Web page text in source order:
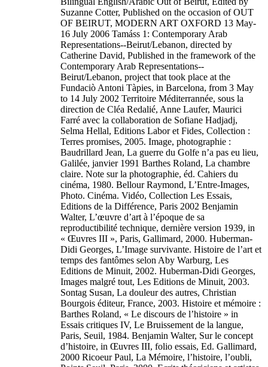
Suzanne Cotter, Published on the occasion of OUT
OF BEIRUT, MODERN ART OXFORD 13 May-
16 July 2006 Tamáss 1: Contemporary Arab
Representations--Beirut/Lebanon, directed by
Catherine David, Published in the framework of the
Contemporary Arab Representations--
Beirut/Lebanon, project that took place at the
Fundaciò Antoni Tàpies, in Barcelona, from 3 May
to 14 July 2002 Territoire Méditerrannée, sous la
direction de Cléa Redalié, Anne Laufer, Maurici
Farré avec la collaboration de Sofiane Hadjadj,
Selma Hellal, Editions Labor et Fides, Collection :
Terres promises, 2005. Image, photographie :
Baudrillard Jean, La guerre du Golfe n’a pas eu lieu,
Galilée, janvier 1991 Barthes Roland, La chambre
claire. Note sur la photographie, éd. Cahiers du
cinéma, 1980. Bellour Raymond, L’Entre-Images,
Photo. Cinéma. Vidéo, Collection Les Essais,
Editions de la Différence, Paris 2002 Benjamin
Walter, L’œuvre d’art à l’époque de sa
reproductibilité technique, dernière version 1939, in
« Œuvres III », Paris, Gallimard, 2000. Huberman-
Didi Georges, L’Image survivante. Histoire de l’art et
temps des fantômes selon Aby Warburg, Les
Editions de Minuit, 2002. Huberman-Didi Georges,
Images malgré tout, Les Editions de Minuit, 2003.
Sontag Susan, La douleur des autres, Christian
Bourgois éditeur, France, 2003. Histoire et mémoire :
Barthes Roland, « Le discours de l’histoire » in
Essais critiques IV, Le Bruissement de la langue,
Paris, Seuil, 1984. Benjamin Walter, Sur le concept
d’histoire, in Œuvres III, folio essais, Ed. Gallimard,
2000 Ricoeur Paul, La Mémoire, l’histoire, l’oubli,